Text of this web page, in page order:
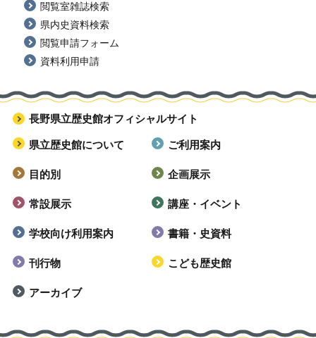
閲覧室雑誌検索
県内史資料検索
閲覧申請フォーム
資料利用申請
長野県立歴史館オフィシャルサイト
県立歴史館について ご利用案内
目的別 企画展示
常設展示 講座・イベント
学校向け利用案内 書籍・史資料
刊行物 こども歴史館
アーカイブ